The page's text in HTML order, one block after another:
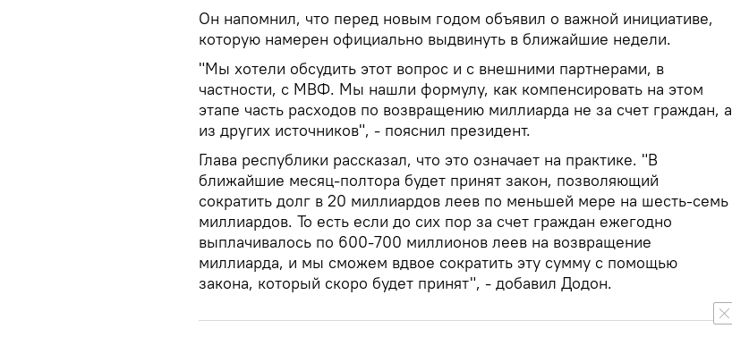
Он напомнил, что перед новым годом объявил о важной инициативе,
которую намерен официально выдвинуть в ближайшие недели.
"Мы хотели обсудить этот вопрос и с внешними партнерами, в
частности, с МВФ. Мы нашли формулу, как компенсировать на этом
этапе часть расходов по возвращению миллиарда не за счет граждан, а
из других источников", - пояснил президент.
Глава республики рассказал, что это означает на практике. "В
ближайшие месяц-полтора будет принят закон, позволяющий
сократить долг в 20 миллиардов леев по меньшей мере на шесть-семь
миллиардов. То есть если до сих пор за счет граждан ежегодно
выплачивалось по 600-700 миллионов леев на возвращение
миллиарда, и мы сможем вдвое сократить эту сумму с помощью
закона, который скоро будет принят", - добавил Додон.